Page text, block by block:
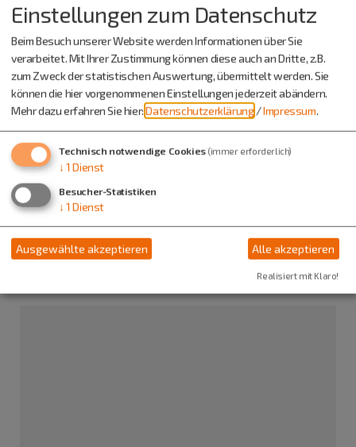
Küchenzeiten (warme Küche)
Dienstag bis Donnerstag: 17:00 bis 21:00 Uhr
Freitag bis Sonntag, feiertags: 11:30 bis 14:00 Uhr und 16:00 bis
21:00 Uhr
Änderung der Öffnungszeiten für Feierlichkeiten/Tagungen
usw. nach Absprache
Pfingstmontag und Ostermontag geöffnet! Die
darauffolgenden Dienstage sind geschlossen.
Einstellungen zum Datenschutz
Beim Besuch unserer Website werden Informationen über Sie
verarbeitet. Mit Ihrer Zustimmung können diese auch an Dritte, z.B.
zum Zweck der statistischen Auswertung, übermittelt werden. Sie
können die hier vorgenommenen Einstellungen jederzeit abändern.
Mehr dazu erfahren Sie hier:Datenschutzerklärung /Impressum.
Technisch notwendige Cookies (immer erforderlich)
↓ 1 Dienst
Besucher-Statistiken
↓ 1 Dienst
Ausgewählte akzeptieren Alle akzeptieren
Realisiert mit Klaro!